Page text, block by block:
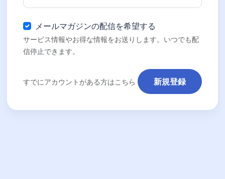
メールマガジンの配信を希望する
サービス情報やお得な情報をお送りします。いつでも配
信停止できます。
すでにアカウントがある方はこちら 新規登録